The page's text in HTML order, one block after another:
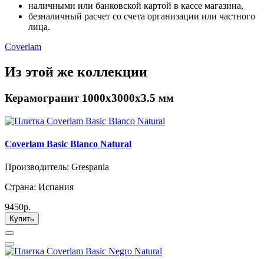
наличными или банковской картой в кассе магазина,
безналичный расчет со счета организации или частного
лица.
Coverlam
Из этой же коллекции
Керамогранит 1000х3000х3.5 мм
Coverlam Basic Blanco Natural
Производитель: Grespania
Страна: Испания
9450р.
Купить